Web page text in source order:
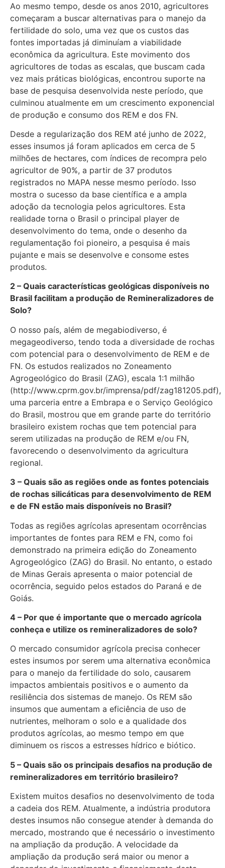
Ao mesmo tempo, desde os anos 2010, agricultores
começaram a buscar alternativas para o manejo da
fertilidade do solo, uma vez que os custos das
fontes importadas já diminuíam a viabilidade
econômica da agricultura. Este movimento dos
agricultores de todas as escalas, que buscam cada
vez mais práticas biológicas, encontrou suporte na
base de pesquisa desenvolvida neste período, que
culminou atualmente em um crescimento exponencial
de produção e consumo dos REM e dos FN.
Desde a regularização dos REM até junho de 2022,
esses insumos já foram aplicados em cerca de 5
milhões de hectares, com índices de recompra pelo
agricultor de 90%, a partir de 37 produtos
registrados no MAPA nesse mesmo período. Isso
mostra o sucesso da base científica e a ampla
adoção da tecnologia pelos agricultores. Esta
realidade torna o Brasil o principal player de
desenvolvimento do tema, onde o desenho da
regulamentação foi pioneiro, a pesquisa é mais
pujante e mais se desenvolve e consome estes
produtos.
2 – Quais características geológicas disponíveis no
Brasil facilitam a produção de Remineralizadores de
Solo?
O nosso país, além de megabiodiverso, é
megageodiverso, tendo toda a diversidade de rochas
com potencial para o desenvolvimento de REM e de
FN. Os estudos realizados no Zoneamento
Agrogeológico do Brasil (ZAG), escala 1:1 milhão
(http://www.cprm.gov.br/imprensa/pdf/zag181205.pdf),
uma parceria entre a Embrapa e o Serviço Geológico
do Brasil, mostrou que em grande parte do território
brasileiro existem rochas que tem potencial para
serem utilizadas na produção de REM e/ou FN,
favorecendo o desenvolvimento da agricultura
regional.
3 – Quais são as regiões onde as fontes potenciais
de rochas silicáticas para desenvolvimento de REM
e de FN estão mais disponíveis no Brasil?
Todas as regiões agrícolas apresentam ocorrências
importantes de fontes para REM e FN, como foi
demonstrado na primeira edição do Zoneamento
Agrogeológico (ZAG) do Brasil. No entanto, o estado
de Minas Gerais apresenta o maior potencial de
ocorrência, seguido pelos estados do Paraná e de
Goiás.
4 – Por que é importante que o mercado agrícola
conheça e utilize os remineralizadores de solo?
O mercado consumidor agrícola precisa conhecer
estes insumos por serem uma alternativa econômica
para o manejo da fertilidade do solo, causarem
impactos ambientais positivos e o aumento da
resiliência dos sistemas de manejo. Os REM são
insumos que aumentam a eficiência de uso de
nutrientes, melhoram o solo e a qualidade dos
produtos agrícolas, ao mesmo tempo em que
diminuem os riscos a estresses hídrico e biótico.
5 – Quais são os principais desafios na produção de
remineralizadores em território brasileiro?
Existem muitos desafios no desenvolvimento de toda
a cadeia dos REM. Atualmente, a indústria produtora
destes insumos não consegue atender à demanda do
mercado, mostrando que é necessário o investimento
na ampliação da produção. A velocidade da
ampliação da produção será maior ou menor a